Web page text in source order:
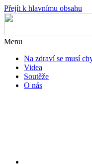
Přejít k hlavnímu obsahu
Menu
Na zdraví se musí
Videa
Soutěže
O nás